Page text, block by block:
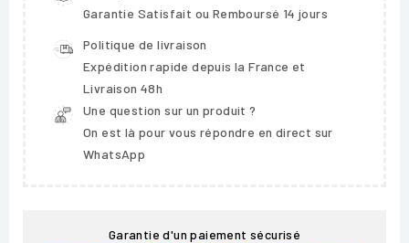
Garantie Satisfait ou Remboursé 14 jours
Politique de livraison
Expédition rapide depuis la France et
Livraison 48h
Une question sur un produit ?
On est là pour vous répondre en direct sur
WhatsApp
Garantie d'un paiement sécurisé